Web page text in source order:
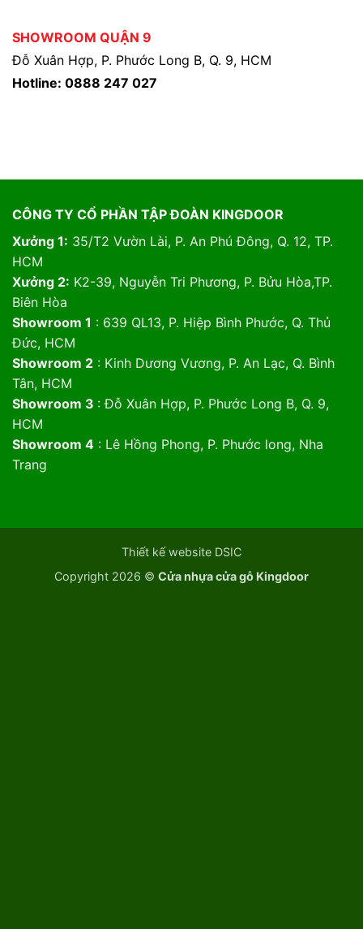
SHOWROOM QUẬN 9
Đỗ Xuân Hợp, P. Phước Long B, Q. 9, HCM
Hotline: 0888 247 027
CÔNG TY CỔ PHẦN TẬP ĐOÀN KINGDOOR
Xưởng 1: 35/T2 Vườn Lài, P. An Phú Đông, Q. 12, TP.
HCM
Xưởng 2: K2-39, Nguyễn Tri Phương, P. Bửu Hòa,TP.
Biên Hòa
Showroom 1 : 639 QL13, P. Hiệp Bình Phước, Q. Thủ
Đức, HCM
Showroom 2: Kinh Dương Vương, P. An Lạc, Q. Bình
Tân, HCM
Showroom 3 : Đỗ Xuân Hợp, P. Phước Long B, Q. 9,
HCM
Showroom 4: Lê Hồng Phong, P. Phước long, Nha
Trang
Thiết kế website DSIC
Copyright 2026 © Cửa nhựa cửa gỗ Kingdoor